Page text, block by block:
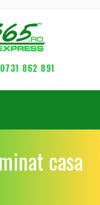
0731 862 891
casa